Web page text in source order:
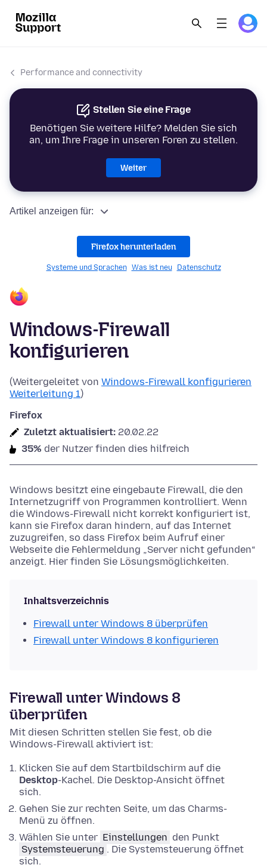
Performance and connectivity
Stellen Sie eine Frage
Benötigen Sie weitere Hilfe? Melden Sie sich
an, um Ihre Frage in unseren Foren zu stellen.
Weiter
Artikel anzeigen für:
Firefox herunterladen
Systeme und Sprachen Was ist neu Datenschutz
Windows-Firewall
konfigurieren
(Weitergeleitet von Windows-Firewall konfigurieren
Weiterleitung 1)
Firefox
Zuletzt aktualisiert: 20.02.22
35% der Nutzer finden dies hilfreich
Windows besitzt eine eingebaute Firewall, die den
Internetzugriff von Programmen kontrolliert. Wenn
die Windows-Firewall nicht korrekt konfiguriert ist,
kann sie Firefox daran hindern, auf das Internet
zuzugreifen, so dass Firefox beim Aufruf einer
Webseite die Fehlermeldung „Server nicht gefunden“
anzeigt. Hier finden Sie Lösungsmöglichkeiten.
Inhaltsverzeichnis
Firewall unter Windows 8 überprüfen
Firewall unter Windows 8 konfigurieren
Firewall unter Windows 8
überprüfen
Mit diesen Schritten stellen Sie fest, ob die
Windows-Firewall aktiviert ist:
Klicken Sie auf dem Startbildschirm auf die
Desktop-Kachel. Die Desktop-Ansicht öffnet
sich.
Gehen Sie zur rechten Seite, um das Charms-
Menü zu öffnen.
Wählen Sie unter Einstellungen den Punkt
Systemsteuerung . Die Systemsteuerung öffnet
sich.